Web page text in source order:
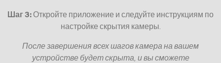
Шаг 3: Откройте приложение и следуйте инструкциям по
настройке скрытия камеры.
После завершения всех шагов камера на вашем
устройстве будет скрыта, и вы сможете